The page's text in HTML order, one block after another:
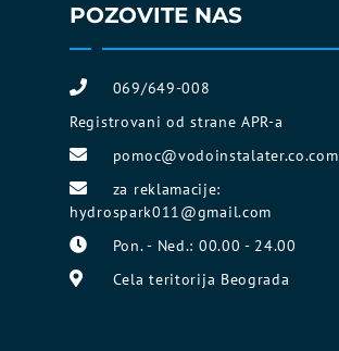
POZOVITE NAS
069/649-008
Registrovani od strane APR-a
pomoc@vodoinstalater.co.com
za reklamacije:
hydrospark011@gmail.com
Pon. - Ned.: 00.00 - 24.00
Cela teritorija Beograda